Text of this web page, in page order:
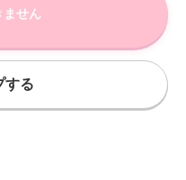
ません
する